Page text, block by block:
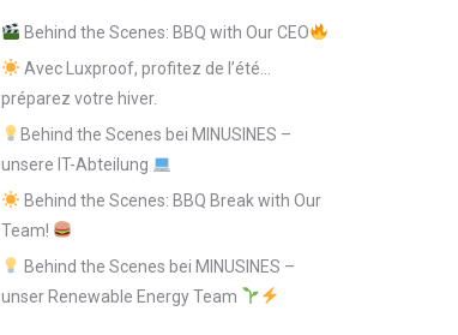
Behind the Scenes: BBQ with Our CEO
Avec Luxproof, profitez de l’été…
préparez votre hiver.
Behind the Scenes bei MINUSINES –
unsere IT-Abteilung
Behind the Scenes: BBQ Break with Our
Team!
Behind the Scenes bei MINUSINES –
unser Renewable Energy Team